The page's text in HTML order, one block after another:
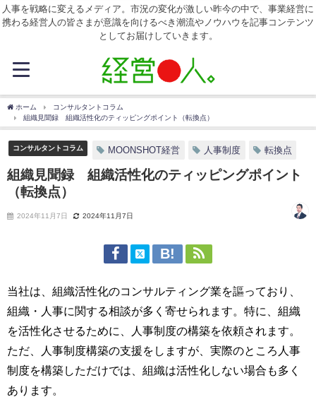
人事を戦略に変えるメディア。市況の変化が激しい昨今の中で、事業経営に
携わる経営人の皆さまが意識を向けるべき潮流やノウハウを記事コンテンツ
としてお届けしていきます。
ホーム
コンサルタントコラム
組織見聞録 組織活性化のティッピングポイント（転換点）
コンサルタントコラム MOONSHOT経営 人事制度 転換点
組織見聞録 組織活性化のティッピングポイント
（転換点）
2024年11月7日 2024年11月7日
当社は、組織活性化のコンサルティング業を謳っており、
組織・人事に関する相談が多く寄せられます。特に、組織
を活性化させるために、人事制度の構築を依頼されます。
ただ、人事制度構築の支援をしますが、実際のところ人事
制度を構築しただけでは、組織は活性化しない場合も多く
あります。